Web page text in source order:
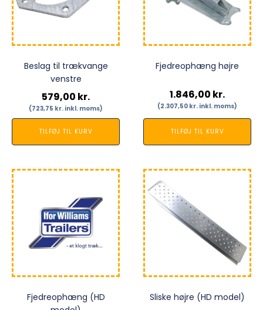
Beslag til trækvange
venstre
579,00 kr.
(723,75 kr. inkl. moms)
TILFØJ TIL KURV
Fjedreophæng højre
1.846,00 kr.
(2.307,50 kr. inkl. moms)
TILFØJ TIL KURV
Fjedreophæng (HD
Sliske højre (HD model)